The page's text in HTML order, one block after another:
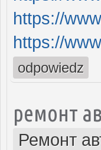
https://
https://
odpowiedz
ремонт
Ремонт